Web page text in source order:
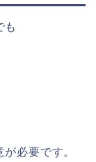
も
必要です。